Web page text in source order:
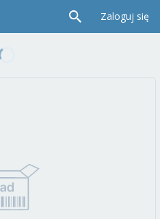
Zaloguj się